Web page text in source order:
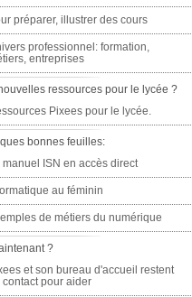
préparer, illustrer des cours
professionnel: formation,
entreprises
ressources pour le lycée ?
Pixees pour le lycée.
bonnes feuilles:
manuel ISN en accès direct
au féminin
de métiers du numérique
?
et son bureau d'accueil restent
contact pour aider